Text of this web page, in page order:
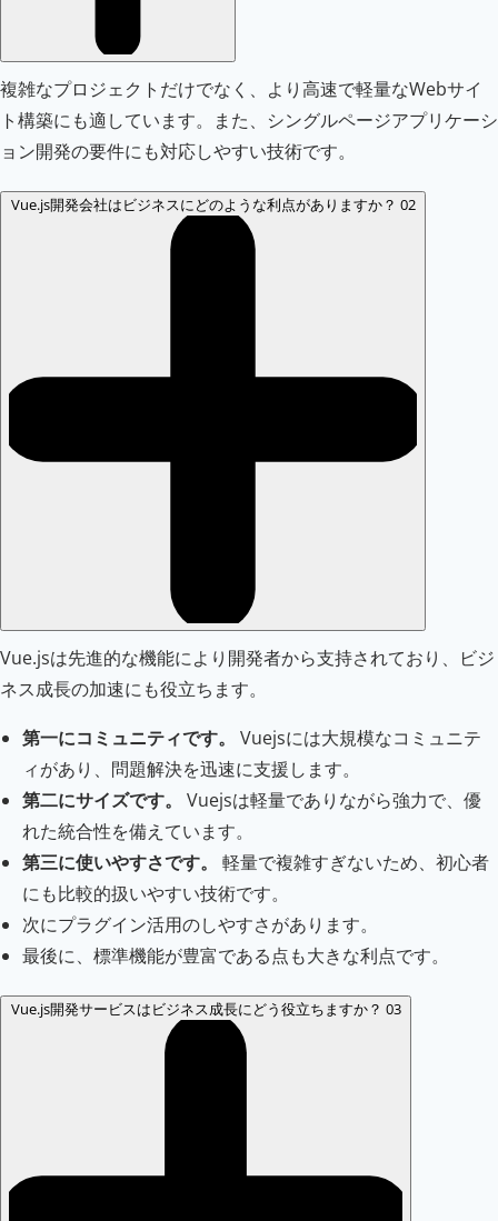
複雑なプロジェクトだけでなく、より高速で軽量なWebサイ
ト構築にも適しています。また、シングルページアプリケーシ
ョン開発の要件にも対応しやすい技術です。
Vue.js開発会社はビジネスにどのような利点がありますか？ 02
Vue.jsは先進的な機能により開発者から支持されており、ビジ
ネス成長の加速にも役立ちます。
第一にコミュニティです。
Vuejsには大規模なコミュニテ
ィがあり、問題解決を迅速に支援します。
第二にサイズです。
Vuejsは軽量でありながら強力で、優
れた統合性を備えています。
第三に使いやすさです。
軽量で複雑すぎないため、初心者
にも比較的扱いやすい技術です。
次にプラグイン活用のしやすさがあります。
最後に、標準機能が豊富である点も大きな利点です。
Vue.js開発サービスはビジネス成長にどう役立ちますか？ 03